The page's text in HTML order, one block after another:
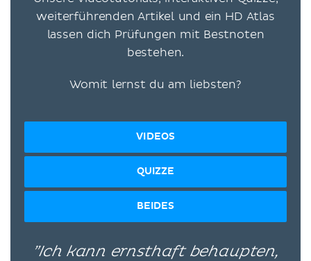
weiterführenden Artikel und ein HD Atlas
lassen dich Prüfungen mit Bestnoten
bestehen.
Womit lernst du am liebsten?
VIDEOS
QUIZZE
BEIDES
”Ich kann ernsthaft behaupten,